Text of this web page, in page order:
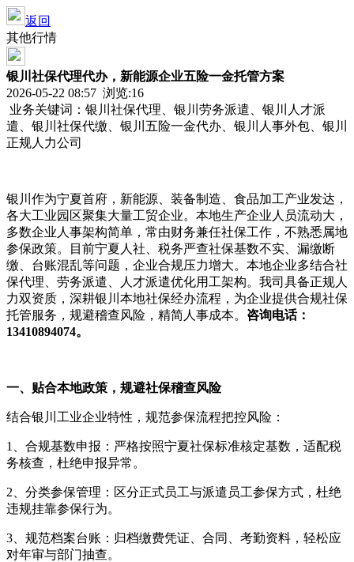
返回
其他行情
银川社保代理代办，新能源企业五险一金托管方案
2026-05-22 08:57 浏览:16
业务关键词：银川社保代理、银川劳务派遣、银川人才派
遣、银川社保代缴、银川五险一金代办、银川人事外包、银川
正规人力公司
银川作为宁夏首府，新能源、装备制造、食品加工产业发达，
各大工业园区聚集大量工贸企业。本地生产企业人员流动大，
多数企业人事架构简单，常由财务兼任社保工作，不熟悉属地
参保政策。目前宁夏人社、税务严查社保基数不实、漏缴断
缴、台账混乱等问题，企业合规压力增大。本地企业多结合社
保代理、劳务派遣、人才派遣优化用工架构。我司具备正规人
力双资质，深耕银川本地社保经办流程，为企业提供合规社保
托管服务，规避稽查风险，精简人事成本。 咨询电话：
13410894074。
一、贴合本地政策，规避社保稽查风险
结合银川工业企业特性，规范参保流程把控风险：
1、合规基数申报：严格按照宁夏社保标准核定基数，适配税
务核查，杜绝申报异常。
2、分类参保管理：区分正式员工与派遣员工参保方式，杜绝
违规挂靠参保行为。
3、规范档案台账：归档缴费凭证、合同、考勤资料，轻松应
对年审与部门抽查。